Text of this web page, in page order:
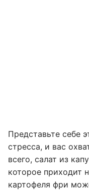
Представьте себе
стресса, и вас
всего, салат из
которое приходит
картофеля фри